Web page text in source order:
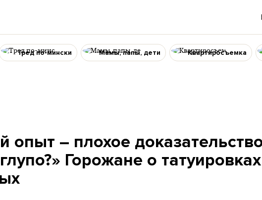
Тред по-мински Мамы, папы, дети Квартиросъемка
опыт – плохое
Горожане о